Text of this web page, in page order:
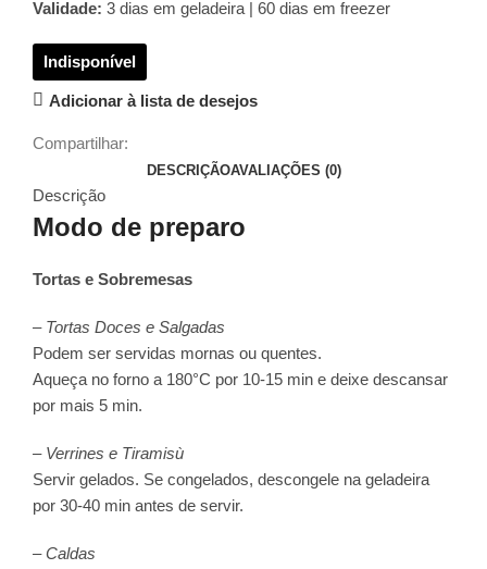
Validade: 3 dias em geladeira | 60 dias em freezer
Adicionar à lista de desejos
Compartilhar:
DESCRIÇÃOAVALIAÇÕES (0)
Descrição
Modo de preparo
Tortas e Sobremesas
– Tortas Doces e Salgadas
Podem ser servidas mornas ou quentes.
Aqueça no forno a 180°C por 10-15 min e deixe descansar
por mais 5 min.
– Verrines e Tiramisù
Servir gelados. Se congelados, descongele na geladeira
por 30-40 min antes de servir.
– Caldas